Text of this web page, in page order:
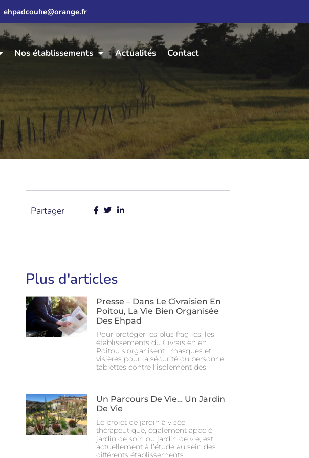
ehpadcouhe@orange.fr
Nos établissements Actualités Contact
Partager
Plus d'articles
Presse – Dans Le Civraisien En
Poitou, La Vie Bien Organisée
Des Ehpad
Pour protéger les plus fragiles, les
établissements du Civraisien en
Poitou s’organisent : masques et
visières pour la sécurité du personnel,
tablettes contre l’isolement des
Un Parcours De Vie… Un Jardin
De Vie
Le projet de jardin à visée
thérapeutique, également appelé
jardin de soin ou jardin de vie, est
actuellement à l’étude au sein des
différents établissements